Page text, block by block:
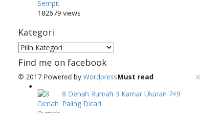
Sempit
182679 views
Kategori
Kategori
Find me on facebook
© 2017 Powered byWordpressMust read ×
8 Denah Rumah 3 Kamar Ukuran 7×9
Paling Dicari